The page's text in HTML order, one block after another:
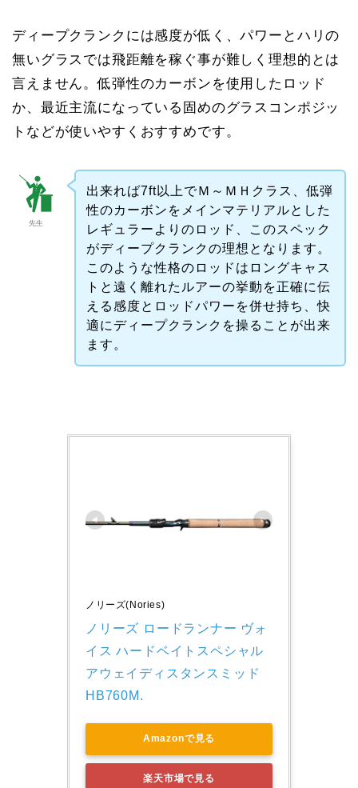
ディープクランクには感度が低く、パワーとハリの
無いグラスでは飛距離を稼ぐ事が難しく理想的とは
言えません。低弾性のカーボンを使用したロッド
か、最近主流になっている固めのグラスコンポジッ
トなどが使いやすくおすすめです。
先生
出来れば7ft以上でＭ～ＭＨクラス、低弾
性のカーボンをメインマテリアルとした
レギュラーよりのロッド、このスペック
がディープクランクの理想となります。
このような性格のロッドはロングキャス
トと遠く離れたルアーの挙動を正確に伝
える感度とロッドパワーを併せ持ち、快
適にディープクランクを操ることが出来
ます。
ノリーズ(Nories)
ノリーズ ロードランナー ヴォ
イス ハードベイトスペシャル
アウェイディスタンスミッド
HB760M.
Amazonで見る
楽天市場で見る